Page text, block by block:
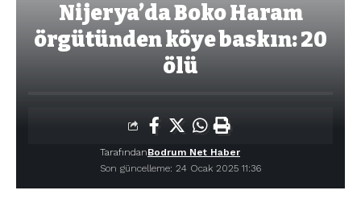
Nijerya’da Boko Haram
örgütünden köye baskın: 20
ölü
Son güncelleme: 24 Ocak 2025 11:36
TarafındanBodrum Net Haber